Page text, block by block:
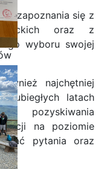
zapoznania się z
oraz z
wyboru swojej
najchętniej
ubiegłych latach
pozyskiwania
na poziomie
pytania oraz